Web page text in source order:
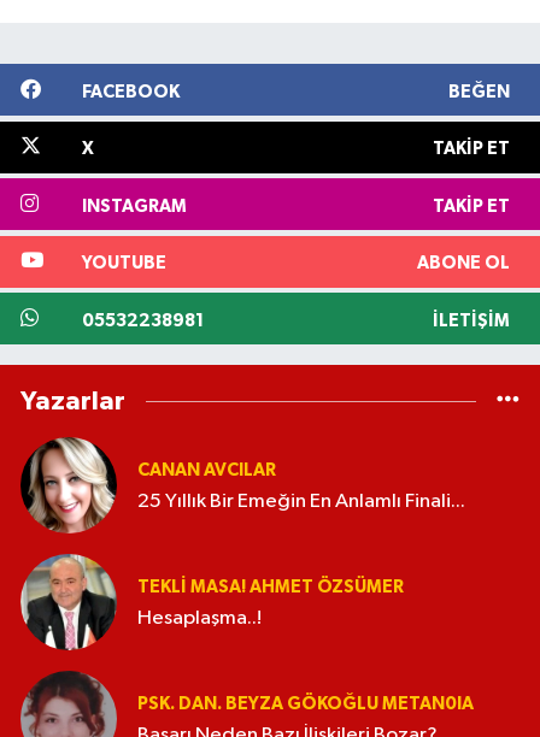
FACEBOOK BEĞEN
X TAKIP ET
INSTAGRAM TAKIP ET
YOUTUBE ABONE OL
05532238981 İLETIŞIM
Yazarlar
CANAN AVCILAR
25 Yıllık Bir Emeğin En Anlamlı Finali...
TEKLI MASA! AHMET ÖZSÜMER
Hesaplaşma..!
PSK. DAN. BEYZA GÖKOĞLU METAN0IA